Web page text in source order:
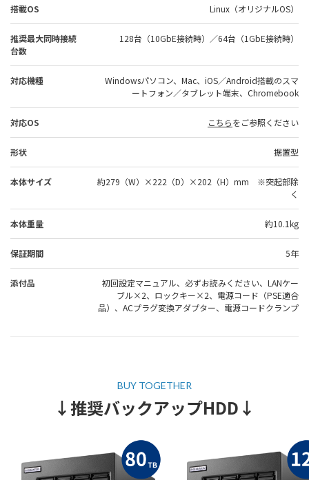
↓推奨バックアップHDD↓
搭載OS Linux（オリジナルOS）
推奨最大同時接続
台数
128台（10GbE接続時）／64台（1GbE接続時）
対応機種
Windowsパソコン、Mac、iOS／Android搭載のスマ
ートフォン／タブレット端末、Chromebook
対応OS こちらをご参照ください
形状 据置型
本体サイズ
約279（W）×222（D）×202（H）mm ※突起部除
く
本体重量 約10.1kg
保証期間 5年
添付品
初回設定マニュアル、必ずお読みください、LANケー
ブル×2、ロックキー×2、電源コード（PSE適合
品）、ACプラグ変換アダプター、電源コードクランプ